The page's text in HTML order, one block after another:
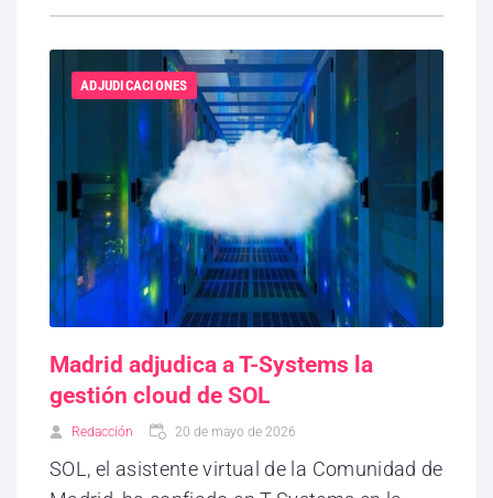
ADJUDICACIONES
Madrid adjudica a T-Systems la
gestión cloud de SOL
Redacción 20 de mayo de 2026
SOL, el asistente virtual de la Comunidad de